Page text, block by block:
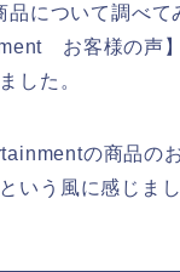
について調べて
お客様の声
した。
の商品の
いう風に感じまし